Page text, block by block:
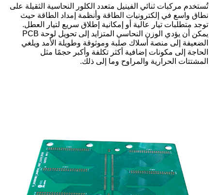
تُستخدم مركبات ثنائي الفينيل متعدد الكلور النحاسية الثقيلة على
نطاق واسع في إلكترونيات الطاقة وأنظمة إمداد الطاقة حيث
توجد متطلبات تيار عالية أو إمكانية إطلاق سريع لتيار العطل.
يمكن أن يؤدي الوزن النحاسي المتزايد إلى تحويل لوحة PCB
الضعيفة إلى منصة أسلاك صلبة وموثوقة وطويلة الأمد ويلغي
الحاجة إلى مكونات إضافية أكثر تكلفة وأكبر حجمًا مثل
المشتتات الحرارية والمراوح وما إلى ذلك.